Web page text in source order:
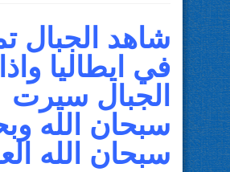
شاهد الجبال
في ايطاليا واذا
الجبال سيرت
سبحان الله
سبحان الله